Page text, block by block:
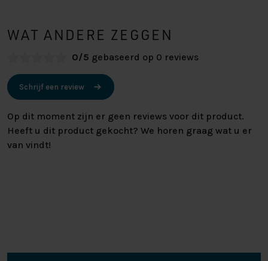
WAT ANDERE ZEGGEN
0/5 gebaseerd op 0 reviews
Schrijf een review
Op dit moment zijn er geen reviews voor dit product.
Heeft u dit product gekocht? We horen graag wat u er
van vindt!